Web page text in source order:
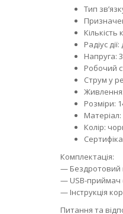
Тип
Кількість
Радіус
Напруга:
Робочий
Струм у
Розміри:
Колір:
Комплектація:
— Бездротовий
— USB-приймач
— Інструкція
Питання та